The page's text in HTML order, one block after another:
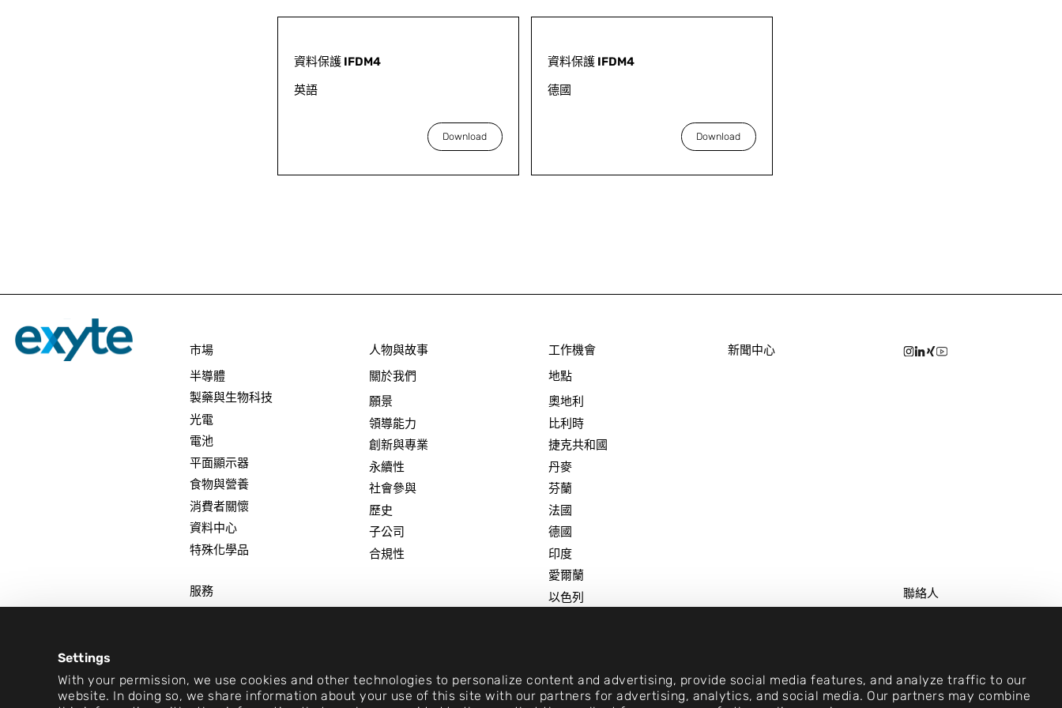
Settings
With your permission, we use cookies and other technologies to personalize content and advertising, provide social media features, and analyze traffic to our
website. In doing so, we share information about your use of this site with our partners for advertising, analytics, and social media. Our partners may combine
資料保護 IFDM4
英語
Download
資料保護 IFDM4
德國
Download
市場
半導體
製藥與生物科技
光電
電池
平面顯示器
食物與營養
消費者關懷
資料中心
特殊化學品
服務
場外製造
設備與安裝服務
人物與故事
關於我們
願景
領導能力
創新與專業
永續性
社會參與
歷史
子公司
合規性
工作機會
地點
奧地利
比利時
捷克共和國
丹麥
芬蘭
法國
德國
印度
愛爾蘭
以色列
新加坡
新聞中心
聯絡人
工作機會
法律聲明